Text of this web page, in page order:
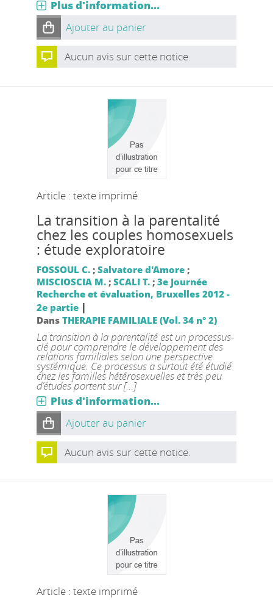
Plus d'information...
Ajouter au panier
Aucun avis sur cette notice.
Article : texte imprimé
La transition à la parentalité
chez les couples homosexuels
: étude exploratoire
FOSSOUL C.; Salvatore d'Amore;
MISCIOSCIA M.; SCALI T.; 3e Journée
Recherche et évaluation, Bruxelles 2012 -
2e partie |
Dans THERAPIE FAMILIALE (Vol. 34 n° 2)
La transition à la parentalité est un processus-
clé pour comprendre le développement des
relations familiales selon une perspective
systémique. Ce processus a surtout été étudié
chez les familles hétérosexuelles et très peu
d’études portent sur [...]
Plus d'information...
Ajouter au panier
Aucun avis sur cette notice.
Article : texte imprimé